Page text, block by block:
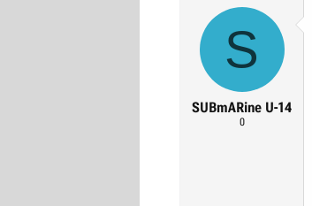
S
SUBmARine U-14
0